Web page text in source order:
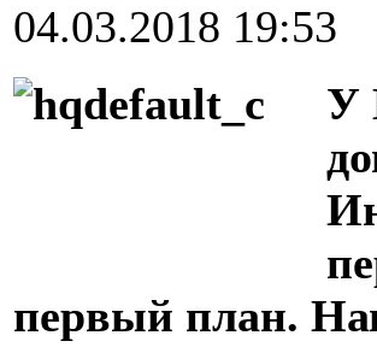
04.03.2018 19:53
У
первый план.